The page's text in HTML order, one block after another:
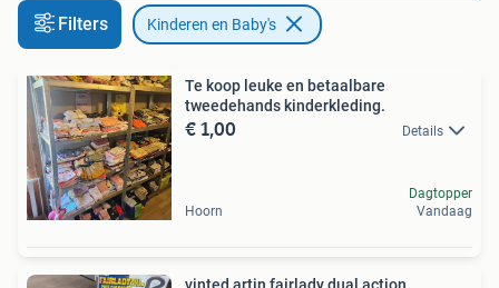
Filters Kinderen en Baby's
Te koop leuke en betaalbare
tweedehands kinderkleding.
€ 1,00 Details
Hoorn
Dagtopper
Vandaag